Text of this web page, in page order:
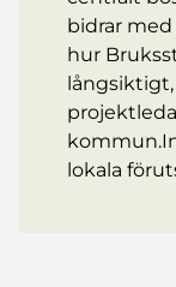
bidrar
hur
långsiktigt,
lokala